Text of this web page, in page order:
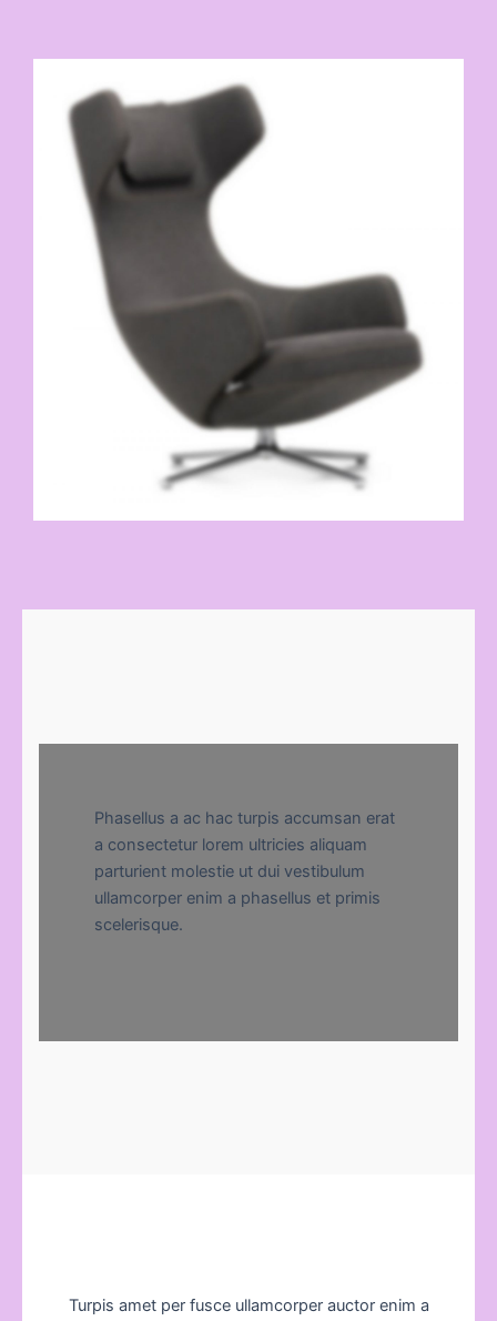
Phasellus a ac hac turpis accumsan erat
a consectetur lorem ultricies aliquam
parturient molestie ut dui vestibulum
ullamcorper enim a phasellus et primis
scelerisque.
Turpis amet per fusce ullamcorper auctor enim a